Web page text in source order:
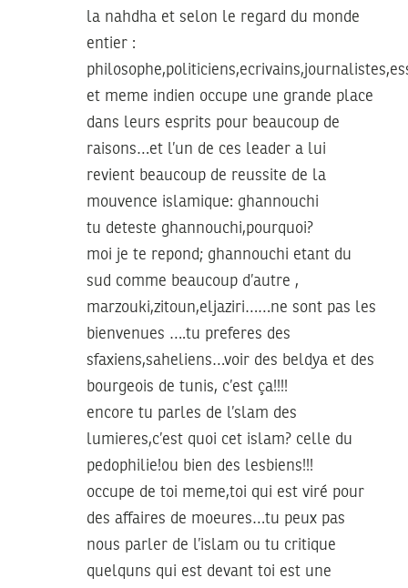
la nahdha et selon le regard du monde
entier :
et meme indien occupe une grande place
dans leurs esprits pour beaucoup de
raisons…et l’un de ces leader a lui
revient beaucoup de reussite de la
mouvence islamique: ghannouchi
tu deteste ghannouchi,pourquoi?
moi je te repond; ghannouchi etant du
sud comme beaucoup d’autre ,
marzouki,zitoun,eljaziri……ne sont pas les
bienvenues ….tu preferes des
sfaxiens,saheliens…voir des beldya et des
bourgeois de tunis, c’est ça!!!!
encore tu parles de l’slam des
lumieres,c’est quoi cet islam? celle du
pedophilie!ou bien des lesbiens!!!
occupe de toi meme,toi qui est viré pour
des affaires de moeures…tu peux pas
nous parler de l’islam ou tu critique
quelquns qui est devant toi est une